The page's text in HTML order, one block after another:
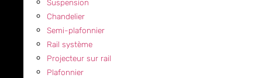
Suspension
Chandelier
Semi-plafonnier
Rail système
Projecteur sur rail
Plafonnier